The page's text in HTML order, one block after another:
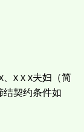
x x x夫妇（简
结契约条件如